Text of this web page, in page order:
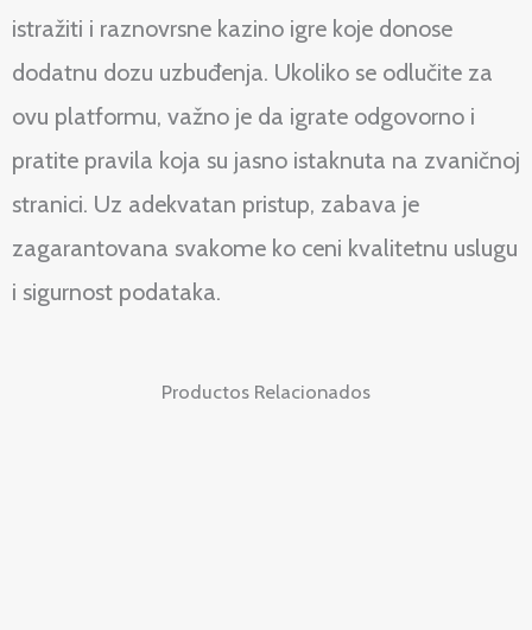
istražiti i raznovrsne kazino igre koje donose
dodatnu dozu uzbuđenja. Ukoliko se odlučite za
ovu platformu, važno je da igrate odgovorno i
pratite pravila koja su jasno istaknuta na zvaničnoj
stranici. Uz adekvatan pristup, zabava je
zagarantovana svakome ko ceni kvalitetnu uslugu
i sigurnost podataka.
Productos Relacionados